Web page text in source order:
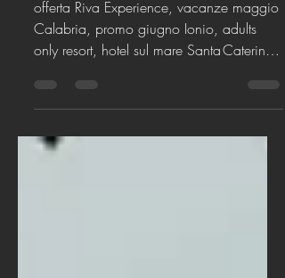
and enjoy the best
summer ever
offerta Riva Experience, vacanze maggio
Calabria, promo giugno Ionio, adults
dello Ionio, estate 2025 un'esperienza